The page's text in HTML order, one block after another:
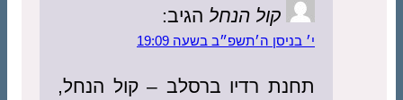
קול הנחל הגיב:
י׳ בניסן ה׳תשפ״ב בשעה 19:09
תחנת רדיו ברסלב – קול הנחל,